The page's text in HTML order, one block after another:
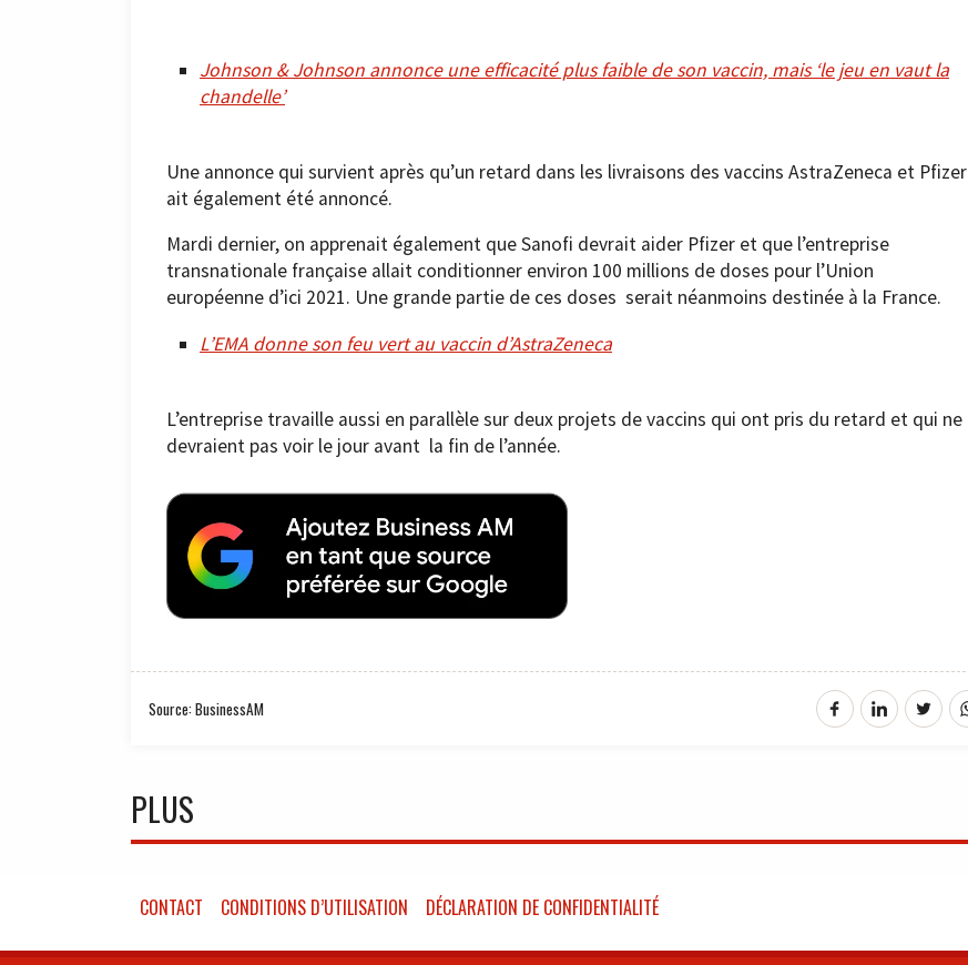
Johnson & Johnson annonce une efficacité plus faible de son vaccin, mais ‘le jeu en vaut la
chandelle’
Une annonce qui survient après qu’un retard dans les livraisons des vaccins AstraZeneca et Pfizer
ait également été annoncé.
Mardi dernier, on apprenait également que Sanofi devrait aider Pfizer et que l’entreprise
transnationale française allait conditionner environ 100 millions de doses pour l’Union
européenne d’ici 2021. Une grande partie de ces doses serait néanmoins destinée à la France.
L’EMA donne son feu vert au vaccin d’AstraZeneca
L’entreprise travaille aussi en parallèle sur deux projets de vaccins qui ont pris du retard et qui ne
devraient pas voir le jour avant la fin de l’année.
Source: BusinessAM
PLUS
CONTACT CONDITIONS D’UTILISATION DÉCLARATION DE CONFIDENTIALITÉ